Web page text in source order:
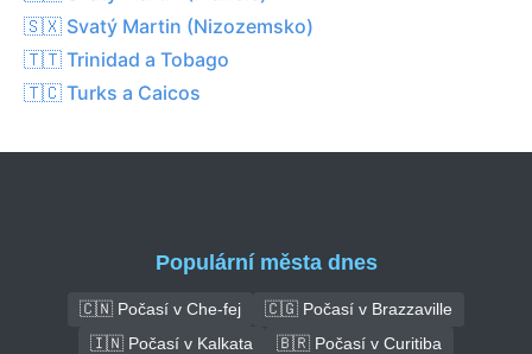
🇸🇽 Svatý Martin (Nizozemsko)
🇹🇹 Trinidad a Tobago
🇹🇨 Turks a Caicos
Populární města dnes
🇨🇳 Počasí v Che-fej
🇨🇬 Počasí v Brazzaville
🇮🇳 Počasí v Kalkata
🇧🇷 Počasí v Curitiba